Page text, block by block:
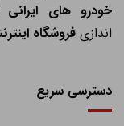
خودرو های ایرانی
اندازیفروشگاه
دسترسی سریع